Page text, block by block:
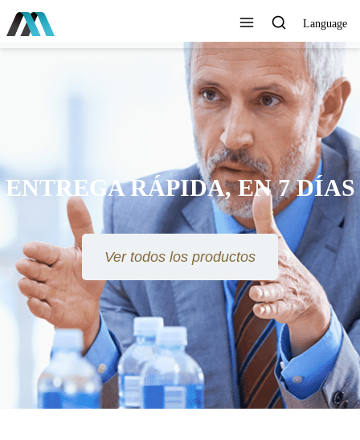
Language
AYUDAMOS AL MUNDO A
CONECTARSE MEJOR,
MÁS TIEMPO, VIVIR
FÁCILMENTE Y VOLAR
MÁS ALTO
Ver todos los productos